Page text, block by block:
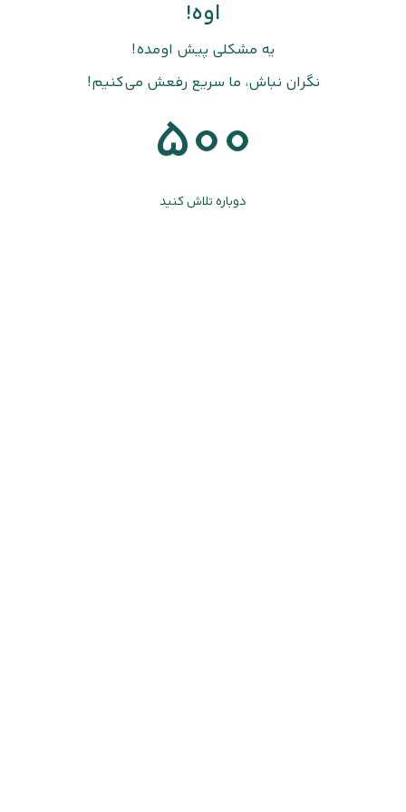
اوه!
یه مشکلی پیش اومده!
نگران نباش، ما سریع رفعش می‌کنیم!
500
دوباره تلاش کنید